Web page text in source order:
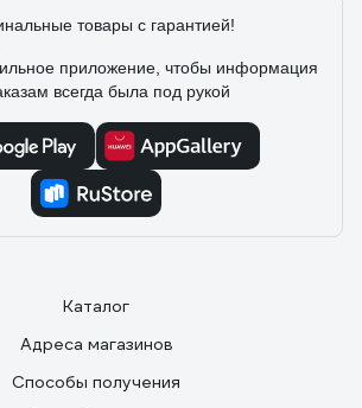
товары с гарантией!
приложение, чтобы информация
всегда была под рукой
Каталог
Адреса магазинов
Способы получения